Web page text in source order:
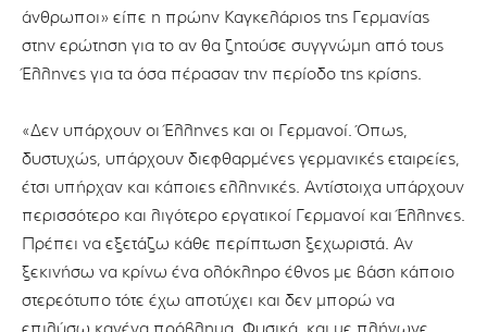
άνθρωποι» είπε η πρώην Καγκελάριος της Γερμανίας
στην ερώτηση για το αν θα ζητούσε συγγνώμη από τους
Έλληνες για τα όσα πέρασαν την περίοδο της κρίσης.
«Δεν υπάρχουν οι Έλληνες και οι Γερμανοί. Όπως,
δυστυχώς, υπάρχουν διεφθαρμένες γερμανικές εταιρείες,
έτσι υπήρχαν και κάποιες ελληνικές. Αντίστοιχα υπάρχουν
περισσότερο και λιγότερο εργατικοί Γερμανοί και Έλληνες.
Πρέπει να εξετάζω κάθε περίπτωση ξεχωριστά. Αν
ξεκινήσω να κρίνω ένα ολόκληρο έθνος με βάση κάποιο
στερεότυπο τότε έχω αποτύχει και δεν μπορώ να